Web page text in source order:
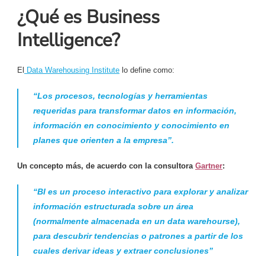
¿Qué es Business
Intelligence?
El Data Warehousing Institute lo define como:
“Los procesos, tecnologías y herramientas
requeridas para transformar datos en información,
información en conocimiento y conocimiento en
planes que orienten a la empresa”.
Un concepto más, de acuerdo con la consultora Gartner:
“BI es un proceso interactivo para explorar y analizar
información estructurada sobre un área
(normalmente almacenada en un data warehourse),
para descubrir tendencias o patrones a partir de los
cuales derivar ideas y extraer conclusiones”